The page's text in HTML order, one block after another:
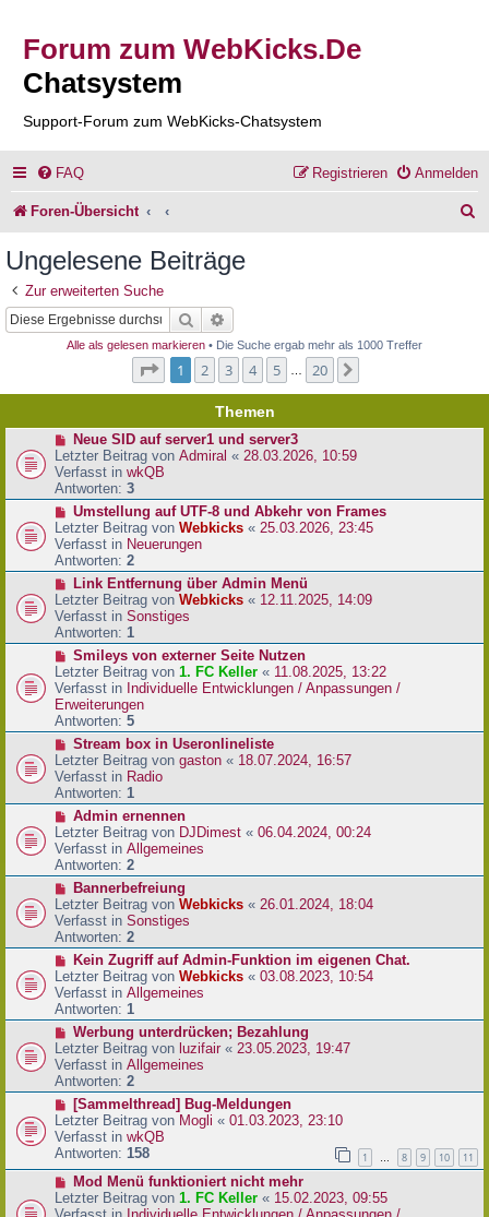
Forum zum WebKicks.De
Chatsystem
Support-Forum zum WebKicks-Chatsystem
FAQ Anmelden
Registrieren
Foren-Übersicht
Ungelesene Beiträge
Zur erweiterten Suche
Suche
Alle als gelesen markieren • Die Suche ergab mehr als 1000 Treffer
Seite von
1 2 3 4 5 20
Themen
N
e
u
e
r
B
e
i
t
a
g
Neue SID auf server1 und server3
Letzter Beitrag von Admiral « 28.03.2026, 10:59
Verfasst in wkQB
Antworten: 3
N
e
u
e
r
B
e
i
t
a
g
Umstellung auf UTF-8 und Abkehr von Frames
Letzter Beitrag von Webkicks « 25.03.2026, 23:45
Verfasst in Neuerungen
Antworten: 2
N
e
u
e
r
B
e
i
t
r
a
g
Link Entfernung über Admin Menü
Letzter Beitrag von Webkicks « 12.11.2025, 14:09
Verfasst in Sonstiges
Antworten: 1
N
e
u
e
r
B
e
i
t
r
a
g
Smileys von externer Seite Nutzen
Letzter Beitrag von 1. FC Keller « 11.08.2025, 13:22
Verfasst in Individuelle Entwicklungen / Anpassungen /
Erweiterungen
Antworten: 5
N
e
u
e
r
B
e
i
t
a
g
Stream box in Useronlineliste
Letzter Beitrag von gaston « 18.07.2024, 16:57
Verfasst in Radio
Antworten: 1
N
e
u
e
r
B
e
i
t
a
g
Admin ernennen
Letzter Beitrag von DJDimest « 06.04.2024, 00:24
Verfasst in Allgemeines
Antworten: 2
N
e
u
e
r
B
e
i
t
a
g
Bannerbefreiung
Letzter Beitrag von Webkicks « 26.01.2024, 18:04
Verfasst in Sonstiges
Antworten: 2
N
e
u
e
r
B
e
i
t
a
g
Kein Zugriff auf Admin-Funktion im eigenen Chat.
Letzter Beitrag von Webkicks « 03.08.2023, 10:54
Verfasst in Allgemeines
Antworten: 1
N
e
u
e
r
B
e
i
t
a
g
Werbung unterdrücken; Bezahlung
Letzter Beitrag von luzifair « 23.05.2023, 19:47
Verfasst in Allgemeines
Antworten: 2
N
e
u
e
r
B
e
[Sammelthread] Bug-Meldungen
Letzter Beitrag von Mogli « 01.03.2023, 23:10
Verfasst in wkQB
Antworten: 158 1 … 8 9 10 11
N
e
u
Mod Menü funktioniert nicht mehr
Letzter Beitrag von 1. FC Keller « 15.02.2023, 09:55